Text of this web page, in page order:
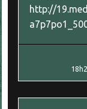
http://